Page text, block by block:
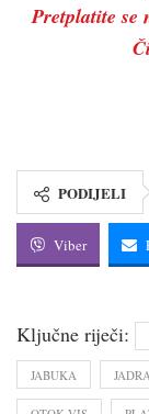
Pretplatite
PODIJELI
Viber
Ključne riječi:
JABUKA